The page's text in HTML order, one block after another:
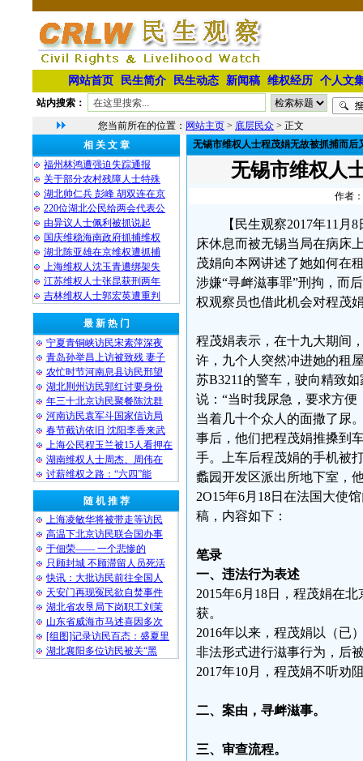
网站首页 民生简介 民生动态 新闻稿 维权经历 个人文
站内搜索：
您当前所在的位置： 网站主页 > 底层民众 > 正文
相 关 文 章
福州林鸿遭强迫失踪通报
关于部分农村残障人士特殊
湖北帅仁兵 彭峰 胡双连在京
220位湖北公民给两会代表公
由异议人士佩利被抓说起
国庆维稳海南政府抓捕维权
湖北陈亚雄在京维权遭抓捕
上海维权人沈玉青遭绑架失
江苏维权人士张昆获刑两年
吉林维权人士郭宏英遭重判
最 新 热 门
宁夏青铜峡访民宋素萍深夜
青岛孙举昌上访被致残 妻子
农忙时节河南息县访民邢望
湖北荆州访民郭红讨要身份
年三十北京访民聚餐陈沈群
河南访民袁军斗国家信访局
春节截访依旧 沈阳李香来武
上海公民程玉兰被15人看押在
湖南维权人士周杰、周伟在
讨薪维权之路：“六四”能
随 机 推 荐
上海凌敏华将被带走等访民
高温下北京访民联合国办事
于佃荣—— 一个悲惨的
只顾封城 不顾滞留人员死活
快讯：大批访民前往全国人
天安门再现冤民欲自焚事件
湖北省农垦局下岗职工刘茉
山东省威海市马述喜因多次
[组图]记录访民百态：盛夏里
湖北襄阳多位访民被关“黑
无锡市维权人士程茂娟无故被抓捕而后
无锡市维权人
作者
【民生观察2017年11
床休息而被无锡当局在病床
茂娟向本网讲述了她如何在
涉嫌“寻衅滋事罪”刑拘，而
权观察员也借此机会对程茂
程茂娟表示，在十九大期间
许，九个人突然冲进她的租
苏B3211的警车，驶向精致
说：“当时我尿急，要求方
当着几十个众人的面撒了尿
事后，他们把程茂娟推搡到
手。上车后程茂娟的手机被
蠡园开发区派出所地下室，
2O15年6月18日在法国大使
稿，内容如下：
笔录
一、违法行为表述
2015年6月18日，程茂娟在
获。
2016年以来，程茂娟以（已
非法形式进行滋事行为，后
2017年10月，程茂娟不听劝
二、案由，寻衅滋事。
三、审查流程。